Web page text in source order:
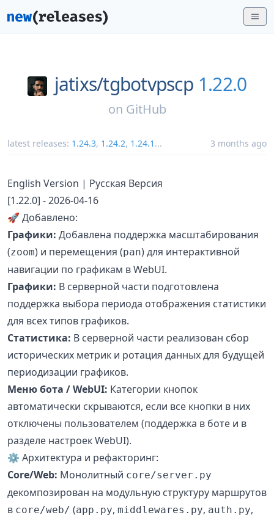
jatixs/tgbotvpscp 1.22.0
on GitHub
latest releases: 1.24.3, 1.24.2, 1.24.1 ... 3 months ago
English Version | Русская Версия
[1.22.0] - 2026-04-16
🚀 Добавлено:
Графики: Добавлена поддержка масштабирования
(zoom) и перемещения (pan) для интерактивной
навигации по графикам в WebUI.
Графики: В серверной части подготовлена
поддержка выбора периода отображения статистики
для всех типов графиков.
Статистика: В серверной части реализован сбор
исторических метрик и ротация данных для будущей
периодизации графиков.
Меню бота / WebUI: Категории кнопок
автоматически скрываются, если все кнопки в них
отключены пользователем (поддержка в боте и в
разделе настроек WebUI).
⚙️ Архитектура и рефакторинг:
Core/Web: Монолитный core/server.py
декомпозирован на модульную структуру маршрутов
в core/web/ (app.py, middlewares.py, auth.py,